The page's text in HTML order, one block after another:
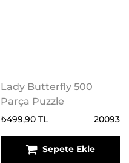
Lady Butterfly 500
Parça Puzzle
₺499,90 TL 20093
Sepete Ekle